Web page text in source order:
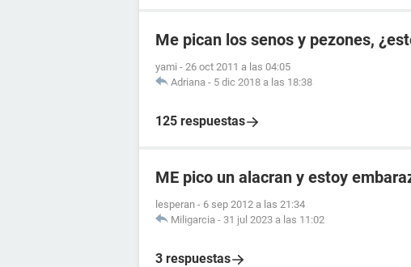
Me pican los senos y pezones,
yami - 26 oct 2011 a las 04:05
Adriana - 5 dic 2018 a las 18:38
125 respuestas
ME pico un alacran y estoy
lesperan - 6 sep 2012 a las 21:34
Miligarcia - 31 jul 2023 a las 11:02
3 respuestas